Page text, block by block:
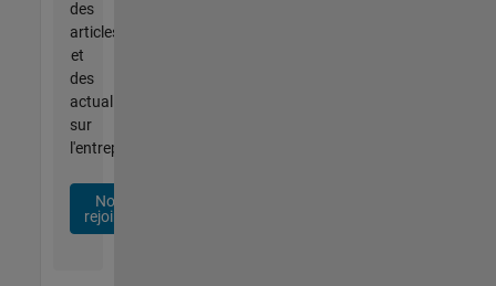
des
articles
et
des
actualités
sur
l'entreprise.
Nous
rejoindre